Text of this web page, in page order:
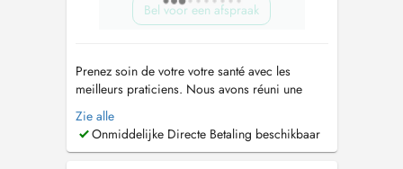
Bel voor een afspraak
Prenez soin de votre votre santé avec les
meilleurs praticiens. Nous avons réuni une
équipe de dentistes généraliste et spécialiste
pour prendre soin de vous rapidement et
efficacement. Lorsque vous avez un problème
Zie alle
Onmiddelijke Directe Betaling beschikbaar